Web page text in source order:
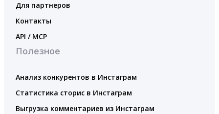
Для партнеров
Контакты
API / MCP
Полезное
Анализ конкурентов в Инстаграм
Статистика сторис в Инстаграм
Выгрузка комментариев из Инстаграм